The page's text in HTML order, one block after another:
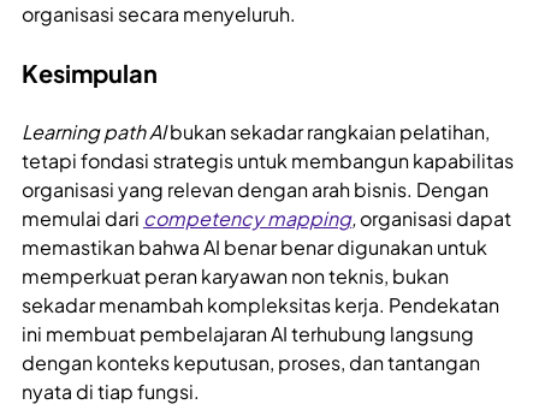
organisasi secara menyeluruh.
Kesimpulan
Learning path AIbukan sekadar rangkaian pelatihan,
tetapi fondasi strategis untuk membangun kapabilitas
organisasi yang relevan dengan arah bisnis. Dengan
memulai dari competency mapping,organisasi dapat
memastikan bahwa AI benar benar digunakan untuk
memperkuat peran karyawan non teknis, bukan
sekadar menambah kompleksitas kerja. Pendekatan
ini membuat pembelajaran AI terhubung langsung
dengan konteks keputusan, proses, dan tantangan
nyata di tiap fungsi.